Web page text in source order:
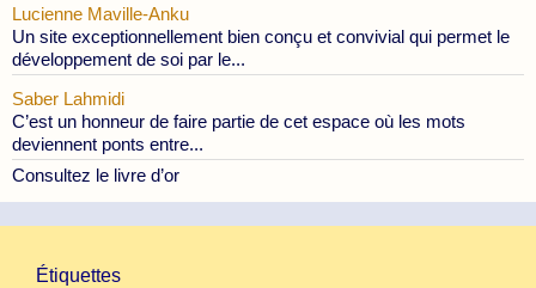
Lucienne Maville-Anku
Un site exceptionnellement bien conçu et convivial qui permet le
développement de soi par le...
Saber Lahmidi
C’est un honneur de faire partie de cet espace où les mots
deviennent ponts entre...
Consultez le livre d’or
Étiquettes